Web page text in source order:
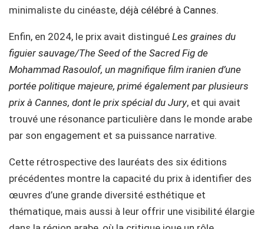
minimaliste du cinéaste, déjà célébré à Cannes.
Enfin, en 2024, le prix avait distingué Les graines du
figuier sauvage/The Seed of the Sacred Fig de
Mohammad Rasoulof, un magnifique film iranien d’une
portée politique majeure, primé également par plusieurs
prix à Cannes, dont le prix spécial du Jury, et qui avait
trouvé une résonance particulière dans le monde arabe
par son engagement et sa puissance narrative.
Cette rétrospective des lauréats des six éditions
précédentes montre la capacité du prix à identifier des
œuvres d’une grande diversité esthétique et
thématique, mais aussi à leur offrir une visibilité élargie